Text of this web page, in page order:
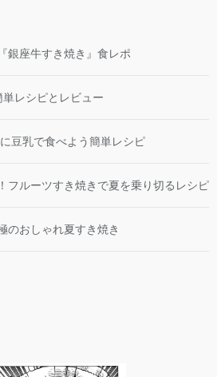
銀座牛すき焼き』食レポ
レシピとレビュー
豆乳で食べよう簡単レシピ
フルーツすき焼きで夏を乗り切るレシピ
のおしゃれ夏すき焼き